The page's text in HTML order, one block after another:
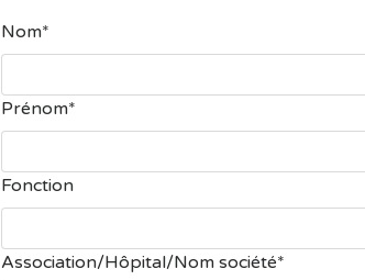
Nom
Prénom
Fonction
Association/Hôpital/Nom société